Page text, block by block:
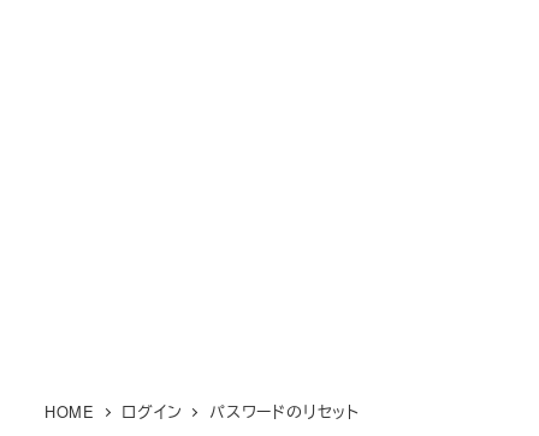
HOME ログイン パスワードのリセット